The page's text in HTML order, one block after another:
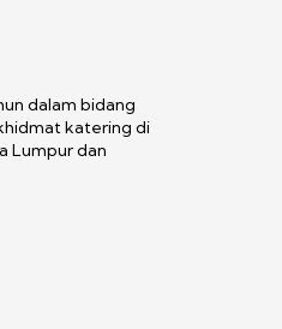
dalam bidang
katering di
Lumpur dan